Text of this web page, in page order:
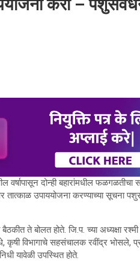
करा –
दोन्ही बहारांमधील फळगळतीचा
उपाययोजना करण्याच्या सूचना
ते बोलत होते. जि.प. च्या अध्यक्षा
कृषी विभागाचे सहसंचालक रवींद्र भोसले,
यावेळी उपस्थित होते.